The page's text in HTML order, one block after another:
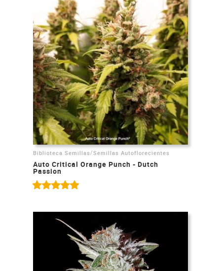
Biblioteca Semillas /Semillas Autoflorecientes
Auto Critical Orange Punch - Dutch
Passion